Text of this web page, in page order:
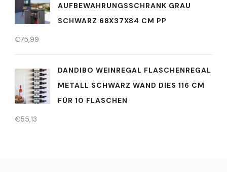
AUFBEWAHRUNGSSCHRANK GRAU
SCHWARZ 68X37X84 CM PP
€75,99
DANDIBO WEINREGAL FLASCHENREGAL
METALL SCHWARZ WAND DIES 116 CM
FÜR 10 FLASCHEN
€55,13